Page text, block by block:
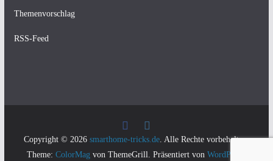
Themenvorschlag
RSS-Feed
Copyright © 2026 smarthome-tricks.de. Alle Rechte vorbehalten.
Theme: ColorMagvon ThemeGrill. Präsentiert von WordPress